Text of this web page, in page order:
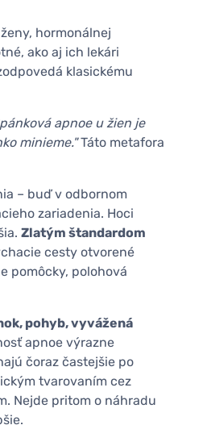
hormonálnej
ako aj ich lekári
klasickému
apnoe u žien je
minieme."Táto metafora
– buď v odbornom
zariadenia. Hoci
Zlatým štandardom
cesty otvorené
pomôcky, polohová
pohyb, vyvážená
apnoe výrazne
čoraz častejšie po
tvarovaním cez
Nejde pritom o náhradu